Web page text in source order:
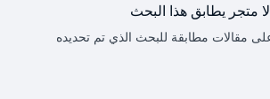
لا متجر يطابق هذا البحث